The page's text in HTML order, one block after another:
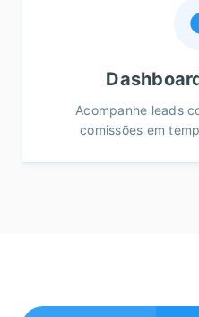
Acompanhe leads
comissões em